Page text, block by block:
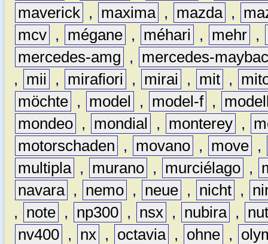
maverick , maxima , mazda ,
mcv , mégane , méhari , mehr ,
mercedes-amg
,
mercedes-
,
mii , mirafiori , mirai , mit ,
möchte , model , model-f ,
mondeo , mondial , monterey ,
motorschaden
, movano , move ,
multipla , murano , murciélago ,
navara , nemo , neue , nicht ,
,
note , np300 , nsx , nubira ,
nv400 , nx , octavia , ohne ,